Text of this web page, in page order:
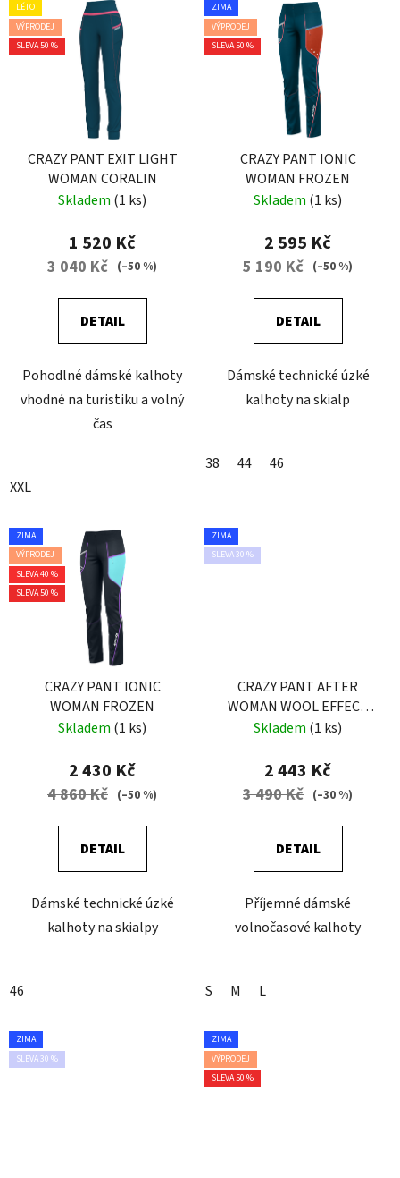
LÉTO
VÝPRODEJ
SLEVA 50 %
CRAZY PANT EXIT LIGHT
WOMAN CORALIN
Skladem (1 ks)
1 520 Kč
3 040 Kč (–50 %)
DETAIL
Pohodlné dámské kalhoty
vhodné na turistiku a volný
čas
XXL
ZIMA
VÝPRODEJ
SLEVA 50 %
CRAZY PANT IONIC
WOMAN FROZEN
Skladem (1 ks)
2 595 Kč
5 190 Kč (–50 %)
DETAIL
Dámské technické úzké
kalhoty na skialp
38 44 46
ZIMA
VÝPRODEJ
SLEVA 40 %
SLEVA 50 %
CRAZY PANT IONIC
WOMAN FROZEN
Skladem (1 ks)
2 430 Kč
4 860 Kč (–50 %)
DETAIL
Dámské technické úzké
kalhoty na skialpy
46
ZIMA
SLEVA 30 %
CRAZY PANT AFTER
WOMAN WOOL EFFECT
DARK GRAY
Skladem (1 ks)
2 443 Kč
3 490 Kč (–30 %)
DETAIL
Příjemné dámské
volnočasové kalhoty
S M L
ZIMA
SLEVA 30 %
ZIMA
VÝPRODEJ
SLEVA 50 %